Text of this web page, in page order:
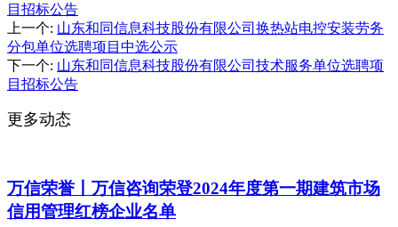
目招标公告
上一个: 山东和同信息科技股份有限公司换热站电控安装劳务
分包单位选聘项目中选公示
下一个: 山东和同信息科技股份有限公司技术服务单位选聘项
目招标公告
更多动态
万信荣誉丨万信咨询荣登2024年度第一期建筑市场
信用管理红榜企业名单